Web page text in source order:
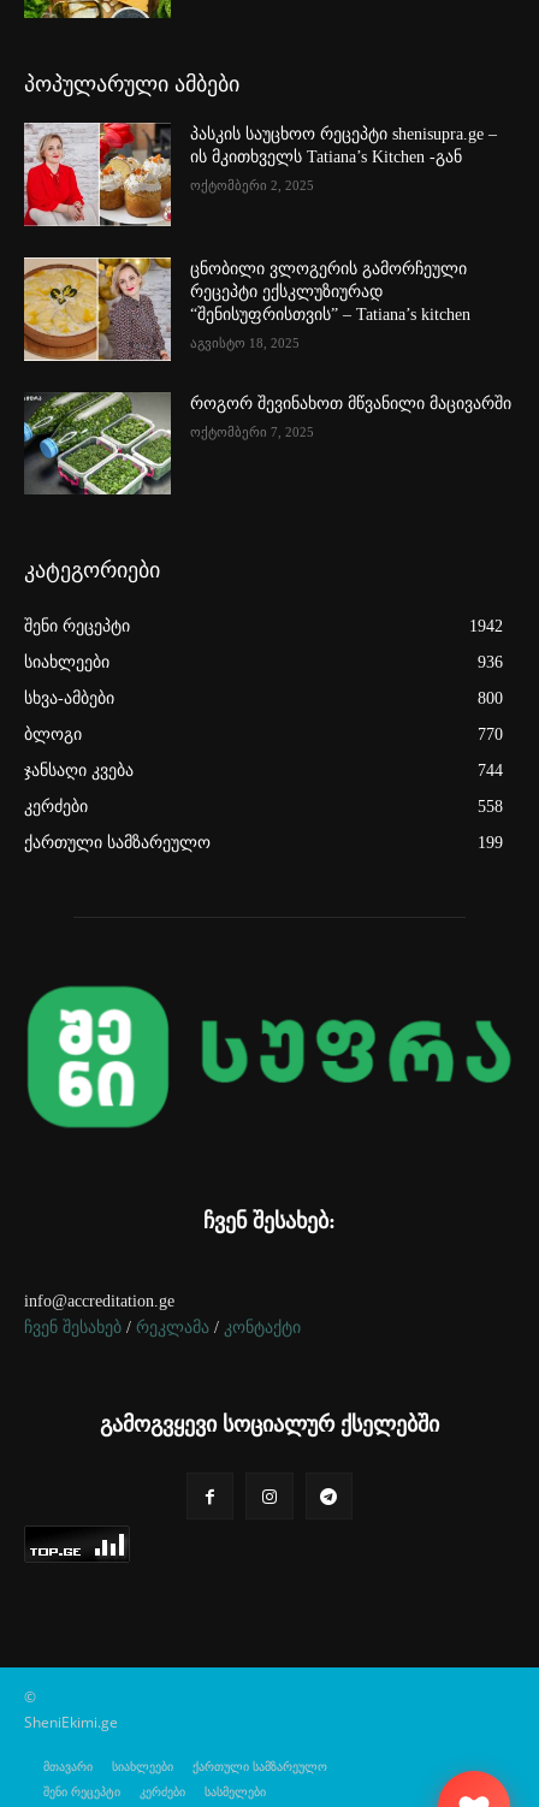
პოპულარული ამბები
პასკის საუცხოო რეცეპტი shenisupra.ge –
ის მკითხველს Tatiana’s Kitchen -გან
ოქტომბერი 2, 2025
ცნობილი ვლოგერის გამორჩეული
რეცეპტი ექსკლუზიურად
“შენისუფრისთვის” – Tatiana’s kitchen
აგვისტო 18, 2025
როგორ შევინახოთ მწვანილი მაცივარში
ოქტომბერი 7, 2025
კატეგორიები
შენი რეცეპტი
1942
სიახლეები
936
სხვა-ამბები
800
ბლოგი
770
ჯანსაღი კვება
744
კერძები
558
ქართული სამზარეულო
199
ჩვენ შესახებ:
info@accreditation.ge
ჩვენ შესახებ / რეკლამა / კონტაქტი
გამოგვყევი სოციალურ ქსელებში
©
SheniEkimi.ge
მთავარი სიახლეები
ქართული სამზარეულო
შენი რეცეპტი
კერძები სასმელები